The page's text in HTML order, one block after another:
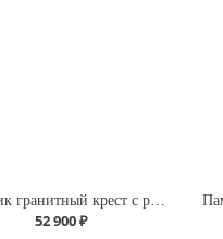
52 900 ₽